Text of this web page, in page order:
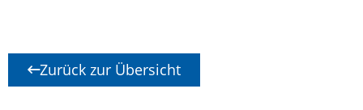
Zurück zur Übersicht